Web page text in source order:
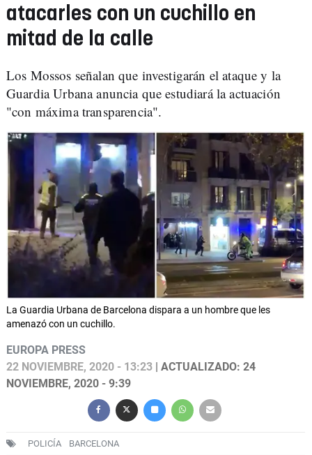
atacarles con un cuchillo en
mitad de la calle
Los Mossos señalan que investigarán el ataque y la
Guardia Urbana anuncia que estudiará la actuación
"con máxima transparencia".
La Guardia Urbana de Barcelona dispara a un hombre que les
amenazó con un cuchillo.
EUROPA PRESS
22 NOVIEMBRE, 2020 - 13:23 | ACTUALIZADO: 24
NOVIEMBRE, 2020 - 9:39
POLICÍA BARCELONA